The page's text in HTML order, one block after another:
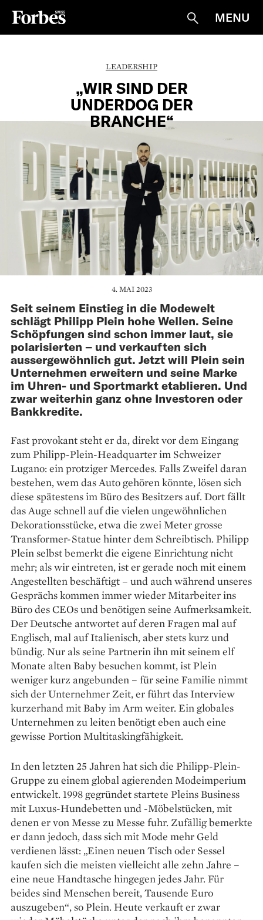
Suche
MENU
LEADERSHIP
„WIR SIND DER
UNDERDOG DER
BRANCHE“
4. MAI 2023
Seit seinem Einstieg in die Modewelt
schlägt Philipp Plein hohe Wellen. Seine
Schöpfungen sind schon immer laut, sie
polarisierten – und verkauften sich
aussergewöhnlich gut. Jetzt will Plein sein
Unternehmen erweitern und seine Marke
im Uhren- und Sportmarkt etablieren. Und
zwar weiterhin ganz ohne Investoren oder
Bankkredite.
Fast provokant steht er da, direkt vor dem Eingang
zum Philipp-Plein-Headquarter im Schweizer
Lugano: ein protziger Mercedes. Falls Zweifel daran
bestehen, wem das Auto gehören könnte, lösen sich
diese spätestens im Büro des Besitzers auf. Dort fällt
das Auge schnell auf die vielen ungewöhnlichen
Deko­rationsstücke, etwa die zwei Meter grosse
Transformer-Statue hinter dem Schreibtisch. Philipp
Plein selbst bemerkt die eigene Einrichtung nicht
mehr; als wir eintreten, ist er gerade noch mit einem
Angestellten beschäftigt – und auch während unseres
Gesprächs kommen immer wieder Mitarbeiter ins
Büro des CEOs und benötigen seine Aufmerksamkeit.
Der Deutsche antwortet auf deren Fragen mal auf
Englisch, mal auf Ita­lienisch, aber stets kurz und
bündig. Nur als seine Partnerin ihn mit seinem elf
Monate alten Baby besuchen kommt, ist Plein
weniger kurz angebunden – für seine Familie nimmt
sich der Unternehmer Zeit, er führt das Interview
kurzerhand mit Baby im Arm weiter. Ein globales
Unternehmen zu leiten benötigt eben auch eine
gewisse Portion Multitaskingfähigkeit.
In den letzten 25 Jahren hat sich die Philipp-Plein-
Gruppe zu einem global agierenden Modeimperium
entwickelt. 1998 gegründet startete Pleins Business
mit Luxus-Hundebetten und -Mö­belstücken, mit
denen er von Messe zu Messe fuhr. Zufällig bemerkte
er dann jedoch, dass sich mit Mode mehr Geld
verdienen lässt: „Einen neuen Tisch oder Sessel
kaufen sich die meisten vielleicht alle zehn Jahre –
eine neue Handtasche hingegen jedes Jahr. Für
beides sind Menschen bereit, Tausende Euro
auszugeben“, so Plein. Heute verkauft er zwar